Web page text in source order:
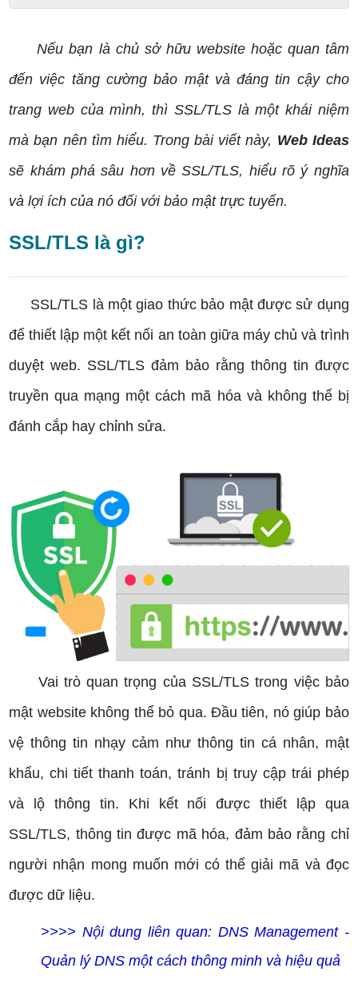
Nếu bạn là chủ sở hữu website hoặc quan tâm
đến việc tăng cường bảo mật và đáng tin cậy cho
trang web của mình, thì SSL/TLS là một khái niệm
mà bạn nên tìm hiểu. Trong bài viết này, Web Ideas
sẽ khám phá sâu hơn về SSL/TLS, hiểu rõ ý nghĩa
và lợi ích của nó đối với bảo mật trực tuyến.
SSL/TLS là gì?
SSL/TLS là một giao thức bảo mật được sử dụng
để thiết lập một kết nối an toàn giữa máy chủ và trình
duyệt web. SSL/TLS đảm bảo rằng thông tin được
truyền qua mạng một cách mã hóa và không thể bị
đánh cắp hay chỉnh sửa.
Vai trò quan trọng của SSL/TLS trong việc bảo
mật website không thể bỏ qua. Đầu tiên, nó giúp bảo
vệ thông tin nhạy cảm như thông tin cá nhân, mật
khẩu, chi tiết thanh toán, tránh bị truy cập trái phép
và lộ thông tin. Khi kết nối được thiết lập qua
SSL/TLS, thông tin được mã hóa, đảm bảo rằng chỉ
người nhận mong muốn mới có thể giải mã và đọc
được dữ liệu.
>>>> Nội dung liên quan: DNS Management -
Quản lý DNS một cách thông minh và hiệu quả